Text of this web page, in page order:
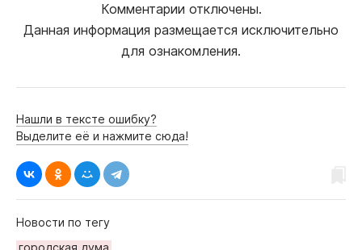
Комментарии отключены.
Данная информация размещается исключительно
для ознакомления.
Нашли в тексте ошибку?
Выделите её и нажмите сюда!
Новости по тегу
городская дума